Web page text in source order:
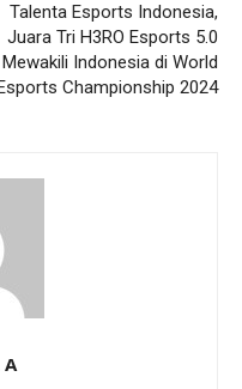
Talenta Esports Indonesia,
Juara Tri H3RO Esports 5.0
Mewakili Indonesia di World
Championship 2024